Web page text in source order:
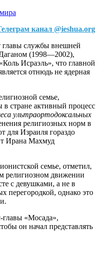
канал @ieshua.org
службы внешней
(1998—2002),
Исраэль», что главной
отнюдь не ядерная
семье,
стране активный процесс
ультраортодоксальных
религиозных норм в
для Израиля гораздо
Ирана Махмуд
семье, отметил,
религиозном движении
с девушками, а не в
перегородкой, однако это
главы «Мосада»,
он начал представлять